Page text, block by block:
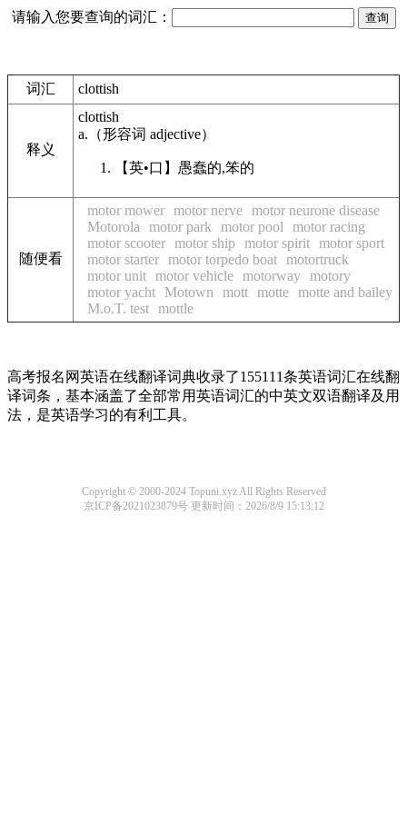
请输入您要查询的词汇：
词汇 clottish
释义
clottish
a. （形容词 adjective）
【英•口】 愚蠢的,笨的
随便看
motor mower motor nerve motor neurone disease
Motorola
motor park motor pool
motor racing
motor scooter motor ship motor spirit motor sport
motor starter motor torpedo boat motortruck
motor unit motor vehicle motorway motory
motor yacht
Motown mott motte motte and bailey
M.o.T. test mottle
高考报名网英语在线翻译词典收录了155111条英语词汇在线翻
译词条，基本涵盖了全部常用英语词汇的中英文双语翻译及用
法，是英语学习的有利工具。
Copyright © 2000-2024 Topuni.xyz All Rights Reserved
京ICP备2021023879号更新时间：2026/8/9 15:13:12